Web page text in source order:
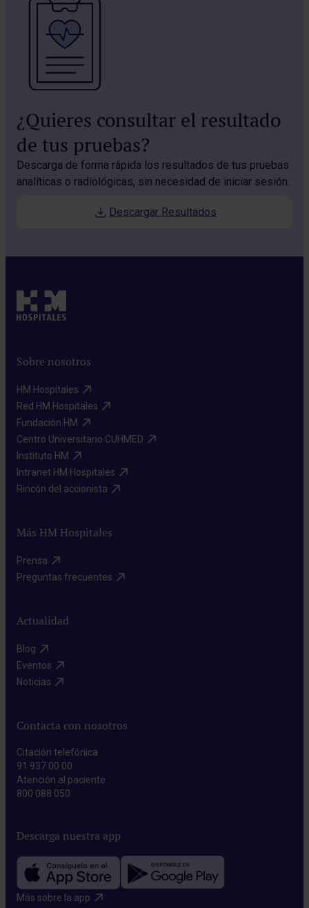
¿Quieres consultar el resultado
de tus pruebas?
Descarga de forma rápida los resultados de tus pruebas
analíticas o radiológicas, sin necesidad de iniciar sesión.
Descargar Resultados
Sobre nosotros
HM Hospitales​
Red HM Hospitales​
Fundación HM​
Centro Universitario CUHMED​
Instituto HM​
Intranet HM Hospitales​
Rincón del accionista​
Más HM Hospitales
Prensa​
Preguntas frecuentes​
Actualidad
Blog​
Eventos​
Noticias​
Contacta con nosotros
Citación telefónica
91 937 00 00
Atención al paciente
800 088 050
Descarga nuestra app
Más sobre la app​